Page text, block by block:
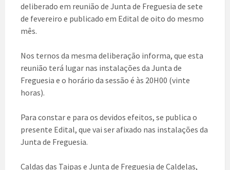
deliberado em reunião de Junta de Freguesia de sete
de fevereiro e publicado em Edital de oito do mesmo
mês.
Nos ternos da mesma deliberação informa, que esta
reunião terá lugar nas instalações da Junta de
Freguesia e o horário da sessão é às 20H00 (vinte
horas).
Para constar e para os devidos efeitos, se publica o
presente Edital, que vai ser afixado nas instalações da
Junta de Freguesia.
Caldas das Taipas e Junta de Freguesia de Caldelas,